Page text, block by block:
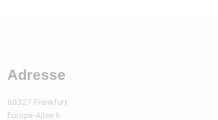
Adresse
60327 Frankfurt
Europa-Allee 6